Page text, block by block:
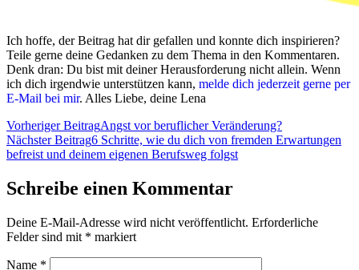
Ich hoffe, der Beitrag hat dir gefallen und konnte dich inspirieren?
Teile gerne deine Gedanken zu dem Thema in den Kommentaren.
Denk dran: Du bist mit deiner Herausforderung nicht allein. Wenn
ich dich irgendwie unterstützen kann, melde dich jederzeit gerne per
E-Mail bei mir. Alles Liebe, deine Lena
Vorheriger BeitragAngst vor beruflicher Veränderung?
Nächster Beitrag6 Schritte, wie du dich von fremden Erwartungen
befreist und deinem eigenen Berufsweg folgst
Schreibe einen Kommentar
Deine E-Mail-Adresse wird nicht veröffentlicht. Erforderliche
Felder sind mit * markiert
Name *